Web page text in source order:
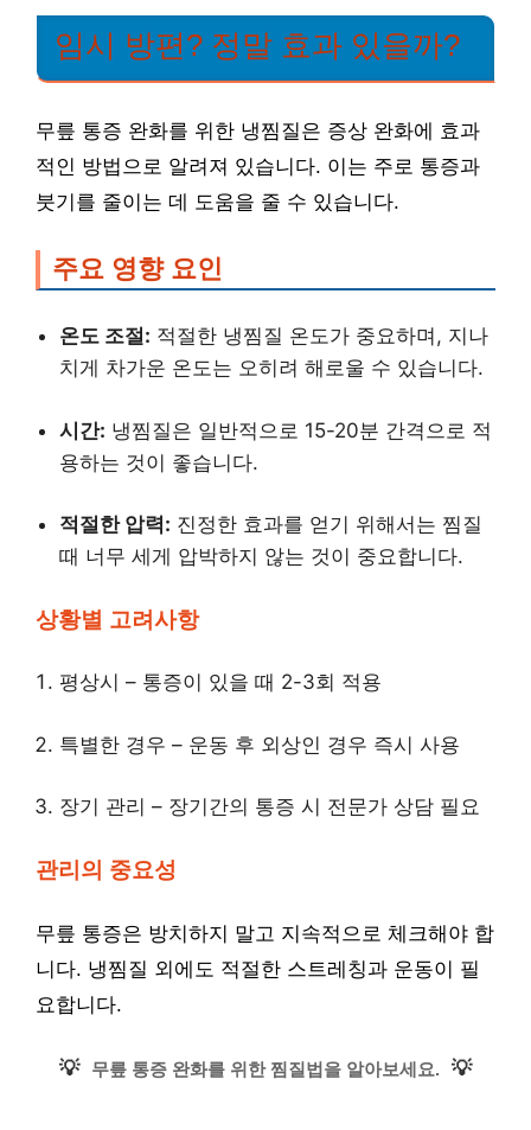
임시 방편? 정말 효과 있을까?
무릎 통증 완화를 위한 냉찜질은 증상 완화에 효과
적인 방법으로 알려져 있습니다. 이는 주로 통증과
붓기를 줄이는 데 도움을 줄 수 있습니다.
주요 영향 요인
온도 조절: 적절한 냉찜질 온도가 중요하며, 지나
치게 차가운 온도는 오히려 해로울 수 있습니다.
시간: 냉찜질은 일반적으로 15-20분 간격으로 적
용하는 것이 좋습니다.
적절한 압력: 진정한 효과를 얻기 위해서는 찜질
때 너무 세게 압박하지 않는 것이 중요합니다.
상황별 고려사항
평상시 – 통증이 있을 때 2-3회 적용
특별한 경우 – 운동 후 외상인 경우 즉시 사용
장기 관리 – 장기간의 통증 시 전문가 상담 필요
관리의 중요성
무릎 통증은 방치하지 말고 지속적으로 체크해야 합
니다. 냉찜질 외에도 적절한 스트레칭과 운동이 필
요합니다.
💡 무릎 통증 완화를 위한 찜질법을 알아보세요. 💡